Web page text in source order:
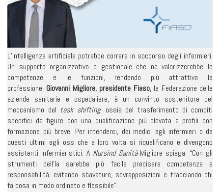
L’intelligenza artificiale potrebbe correre in soccorso degli infermieri.
Un supporto organizzativo e gestionale che ne valorizzerebbe le
competenze e le funzioni, rendendo più attrattiva la
professione. Giovanni Migliore, presidente Fiaso, la Federazione delle
aziende sanitarie e ospedaliere, è un convinto sostenitore del
meccanismo del task shifting, ossia del trasferimento di compiti
specifici da figure con una qualificazione più elevata a profili con
formazione più breve. Per intenderci, dai medici agli infermieri o da
questi ultimi agli oss che a loro volta si riqualificano e divengono
assistenti infermieristici. A Nursind Sanità Migliore spiega: “Con gli
strumenti dell’Ia sarebbe più facile precisare competenze e
responsabilità, evitando sbavature, sovrapposizioni e tracciando chi
fa cosa in modo ordinato e flessibile”.